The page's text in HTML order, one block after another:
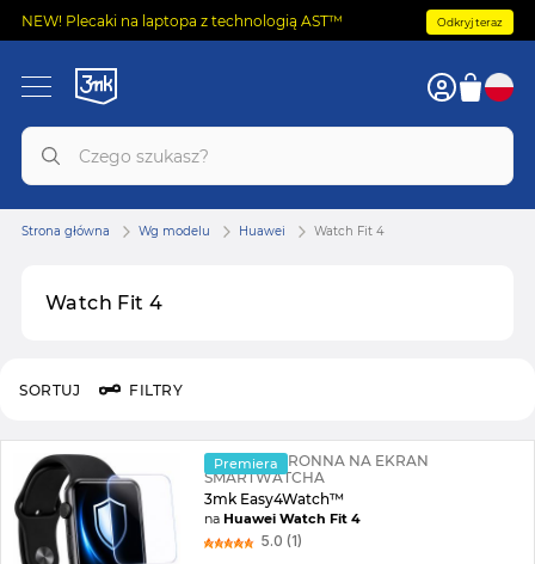
NEW! Plecaki na laptopa z technologią AST™ Odkryj teraz
Watch Fit 4
Strona główna Wg modelu Huawei Watch Fit 4
FILTRY
SORTUJ
Premiera
FOLIA OCHRONNA NA EKRAN
SMARTWATCHA
3mk Easy4Watch™
naHuawei Watch Fit 4
5.0 (1)